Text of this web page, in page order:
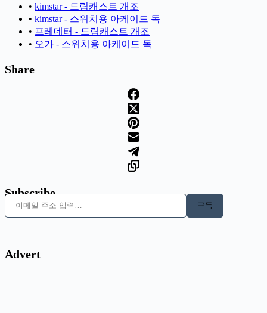
• kimstar - 드림캐스트 개조
• kimstar - 스위치용 아케이드 독
• 프레데터 - 드림캐스트 개조
• 오가 - 스위치용 아케이드 독
Share
Subscribe
이메일 주소 입력…
구독
Advert